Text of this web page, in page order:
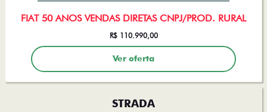
FIAT 50 ANOS VENDAS DIRETAS CNPJ/PROD. RURAL
R$ 110.990,00
Ver oferta
STRADA